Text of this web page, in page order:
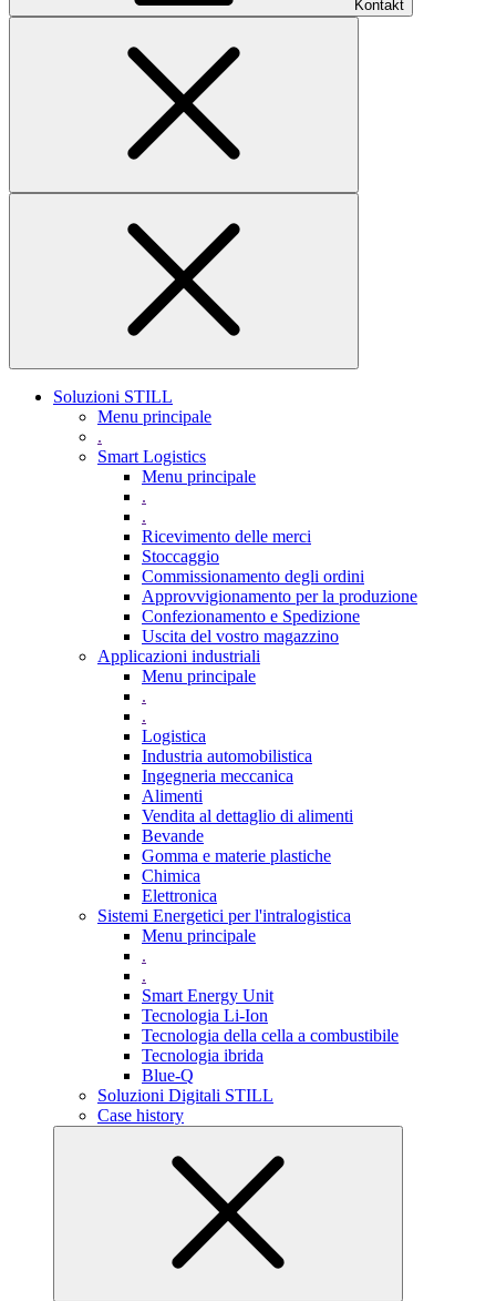
Kontakt
Soluzioni STILL
Menu principale
.
Smart Logistics
Menu principale
.
.
Ricevimento delle merci
Stoccaggio
Commissionamento degli ordini
Approvvigionamento per la produzione
Confezionamento e Spedizione
Uscita del vostro magazzino
Applicazioni industriali
Menu principale
.
.
Logistica
Industria automobilistica
Ingegneria meccanica
Alimenti
Vendita al dettaglio di alimenti
Bevande
Gomma e materie plastiche
Chimica
Elettronica
Sistemi Energetici per l'intralogistica
Menu principale
.
.
Smart Energy Unit
Tecnologia Li-Ion
Tecnologia della cella a combustibile
Tecnologia ibrida
Blue-Q
Soluzioni Digitali STILL
Case history